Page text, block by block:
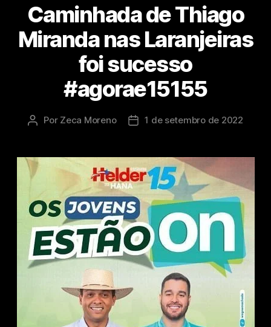
Caminhada de Thiago
Miranda nas Laranjeiras
foi sucesso
#agorae15155
Por Zeca Moreno 1 de setembro de 2022